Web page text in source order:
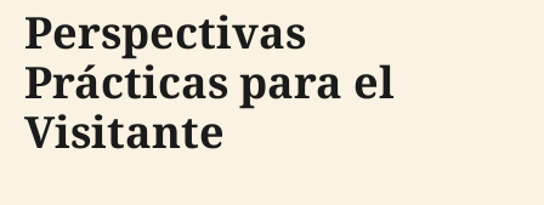
Perspectivas
Prácticas para el
Visitante